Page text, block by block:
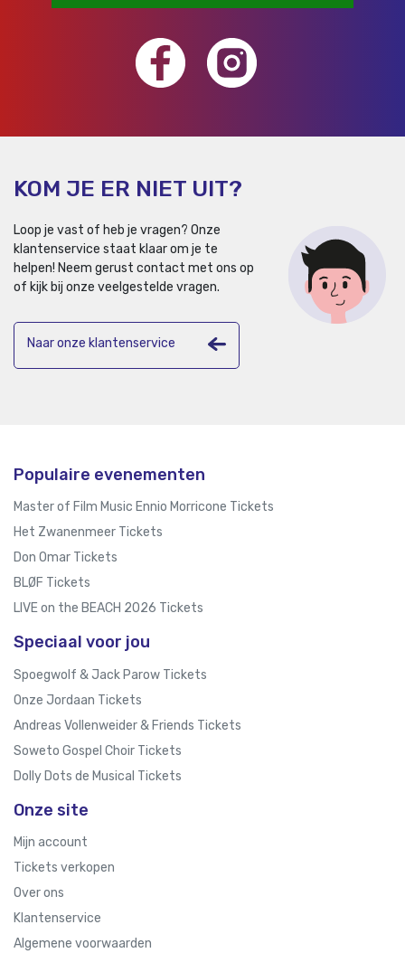
KOM JE ER NIET UIT?
Loop je vast of heb je vragen? Onze
klantenservice staat klaar om je te
helpen! Neem gerust contact met ons op
of kijk bij onze veelgestelde vragen.
Naar onze klantenservice
Populaire evenementen
Master of Film Music Ennio Morricone Tickets
Het Zwanenmeer Tickets
Don Omar Tickets
BLØF Tickets
LIVE on the BEACH 2026 Tickets
Speciaal voor jou
Spoegwolf & Jack Parow Tickets
Onze Jordaan Tickets
Andreas Vollenweider & Friends Tickets
Soweto Gospel Choir Tickets
Dolly Dots de Musical Tickets
Onze site
Mijn account
Tickets verkopen
Over ons
Klantenservice
Algemene voorwaarden